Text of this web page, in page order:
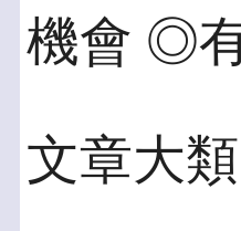
機會 ◎
文章大類